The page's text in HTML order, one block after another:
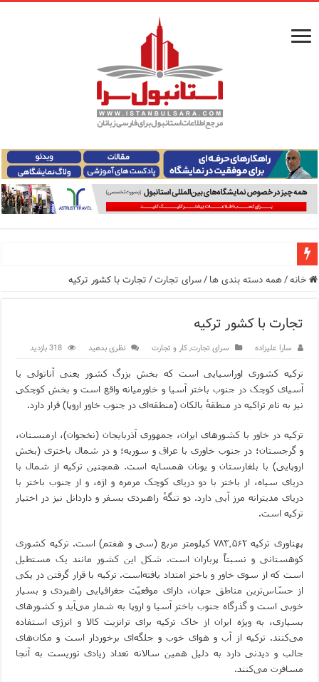
معرفی ۱۶ مسیر برتر کشتی استانبول | راهنمای کامل کشتی‌سواری در بسفر
12 اشتباه رایج در دریافت شهروندی ترکیه از طریق خرید ملک
ویژگی‌های رفتاری و اجتماعی در زبان ترکی استانبولی
ویژگی‌های منفی شخصیت در زبان ترکی استانبولی
ویژگی‌های مثبت شخصیت در زبان ترکی استانبولی
موزه افسانه‌های کارتال استانبول؛ سفری به دنیای قصه‌ها در
موزه ساعت کاخ توپکاپی استانبول
اجاره خانه در استانبول چگونه است؟ راهنمای کامل در سال 2026
خانه/همه دسته بندی ها /سرای تجارت/تجارت با کشور ترکیه
تجارت با کشور ترکیه
سارا علیزاده سرای تجارت,کار و تجارت نظری بدهید 318 بازدید
ترکیه کشوری اوراسیایی است که بخش بزرگ کشور یعنی آناتولی یا
آسیای کوچک در جنوب باختر آسیا و خاورمیانه واقع است و بخش کوچکی
نیز به نام تراکیه در منطقهٔ بالکان (منطقه‌ای در جنوب خاور اروپا) قرار دارد.
ترکیه در خاور با کشورهای ایران، جمهوری آذربایجان (نخجوان)، ارمنستان،
و گرجستان؛ در جنوب خاوری با عراق و سوریه؛ و در شمال باختری (بخش
اروپایی) با بلغارستان و یونان همسایه است. همچنین ترکیه از شمال با
دریای سیاه، از باختر با دو دریای کوچک مرمره و اژه، و از جنوب باختر با
دریای مدیترانه مرز آبی دارد. دو تنگهٔ راهبردی بسفر و داردانل نیز در اختیار
ترکیه است.
پهناوری ترکیه ۷۸۳٬۵۶۲ کیلومتر مربع (سی و هفتم) است. ترکیه کشوری
کوهستانی و نسبتاً پرباران است. شکل این کشور مانند یک مستطیل
است که از سوی خاور و باختر امتداد یافته‌است. ترکیه با قرار گرفتن در یکی
از حسّاس‌ترین مناطق جهان، دارای موقعیّت جغرافیایی راهبردی و بسیار
خوبی است و گذرگاه جنوب باختر آسیا و اروپا به شمار می‌آید و کشورهای
بسیاری، به ویژه ایران از خاک ترکیه برای ترانزیت کالا و انرژی استفاده
می‌کنند. ترکیه از آب و هوای خوب و جلگه‌ای برخوردار است و مکان‌های
جالب و دیدنی دارد به دلیل همین سالانه تعداد زیادی توریست به آنجا
مسافرت می‌کنند.